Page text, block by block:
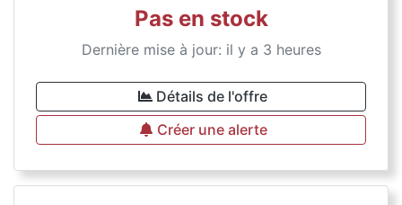
Pas en stock
Dernière mise à jour: il y a 3 heures
Détails de l'offre
Créer une alerte